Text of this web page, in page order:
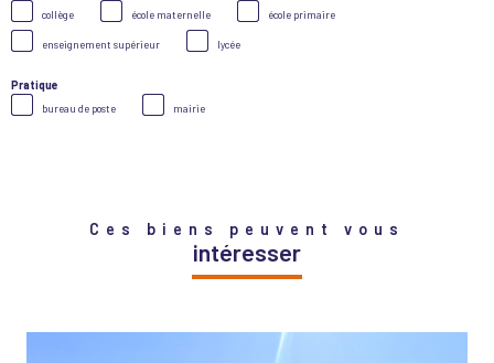
collège école maternelle école primaire
enseignement supérieur lycée
Pratique
bureau de poste mairie
Ces biens peuvent vous
intéresser